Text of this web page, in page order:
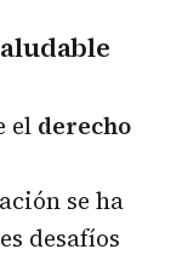
el derecho
se ha
desafíos